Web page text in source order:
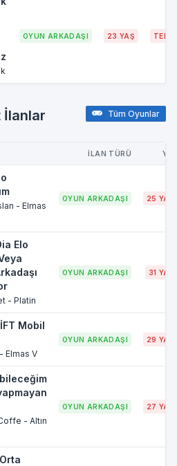
OYUN ARKADAŞI 23 YAŞ
İlanlar Tüm Oyunlar
İLAN TÜRÜ YAŞ
- Elmas
OYUN ARKADAŞI 25 YAŞ
Elo
- Platin
OYUN ARKADAŞI 31 YAŞ
Mobil
Elmas V
OYUN ARKADAŞI 29 YAŞ
- Altın
OYUN ARKADAŞI 27 YAŞ